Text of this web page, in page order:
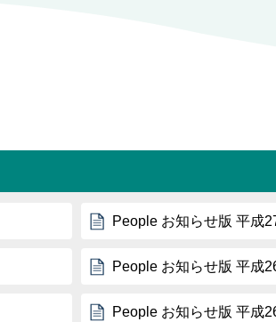
People お知らせ版 平成
People お知らせ版 平成
People お知らせ版 平成